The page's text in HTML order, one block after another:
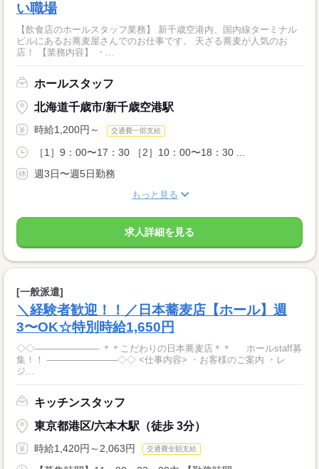
い職場
【飲食店のホールスタッフ業務】 新千歳空港内、国内線ターミナル
ビルにあるお蕎麦屋さんでのお仕事です。 天ざる蕎麦が人気のお
店！ 【業務内容】 ・...
ホールスタッフ
北海道千歳市/新千歳空港駅
時給1,200円～ 交通費一部支給
［1］9：00〜17：30 ［2］10：00〜18：30 ...
週3日〜週5日勤務
もっと見る
求人詳細を見る
[一般派遣]
＼経験者歓迎！！／日本蕎麦店【ホール】週
3〜OK☆特別時給1,650円
◇◇────────── ＊＊こだわりの日本蕎麦店＊＊ ホールstaff募
集！！ ───────────◇◇ <仕事内容> ・お客様のご案内 ・レ
ジ...
キッチンスタッフ
東京都港区/六本木駅（徒歩 3分）
時給1,420円～2,063円 交通費全額支給